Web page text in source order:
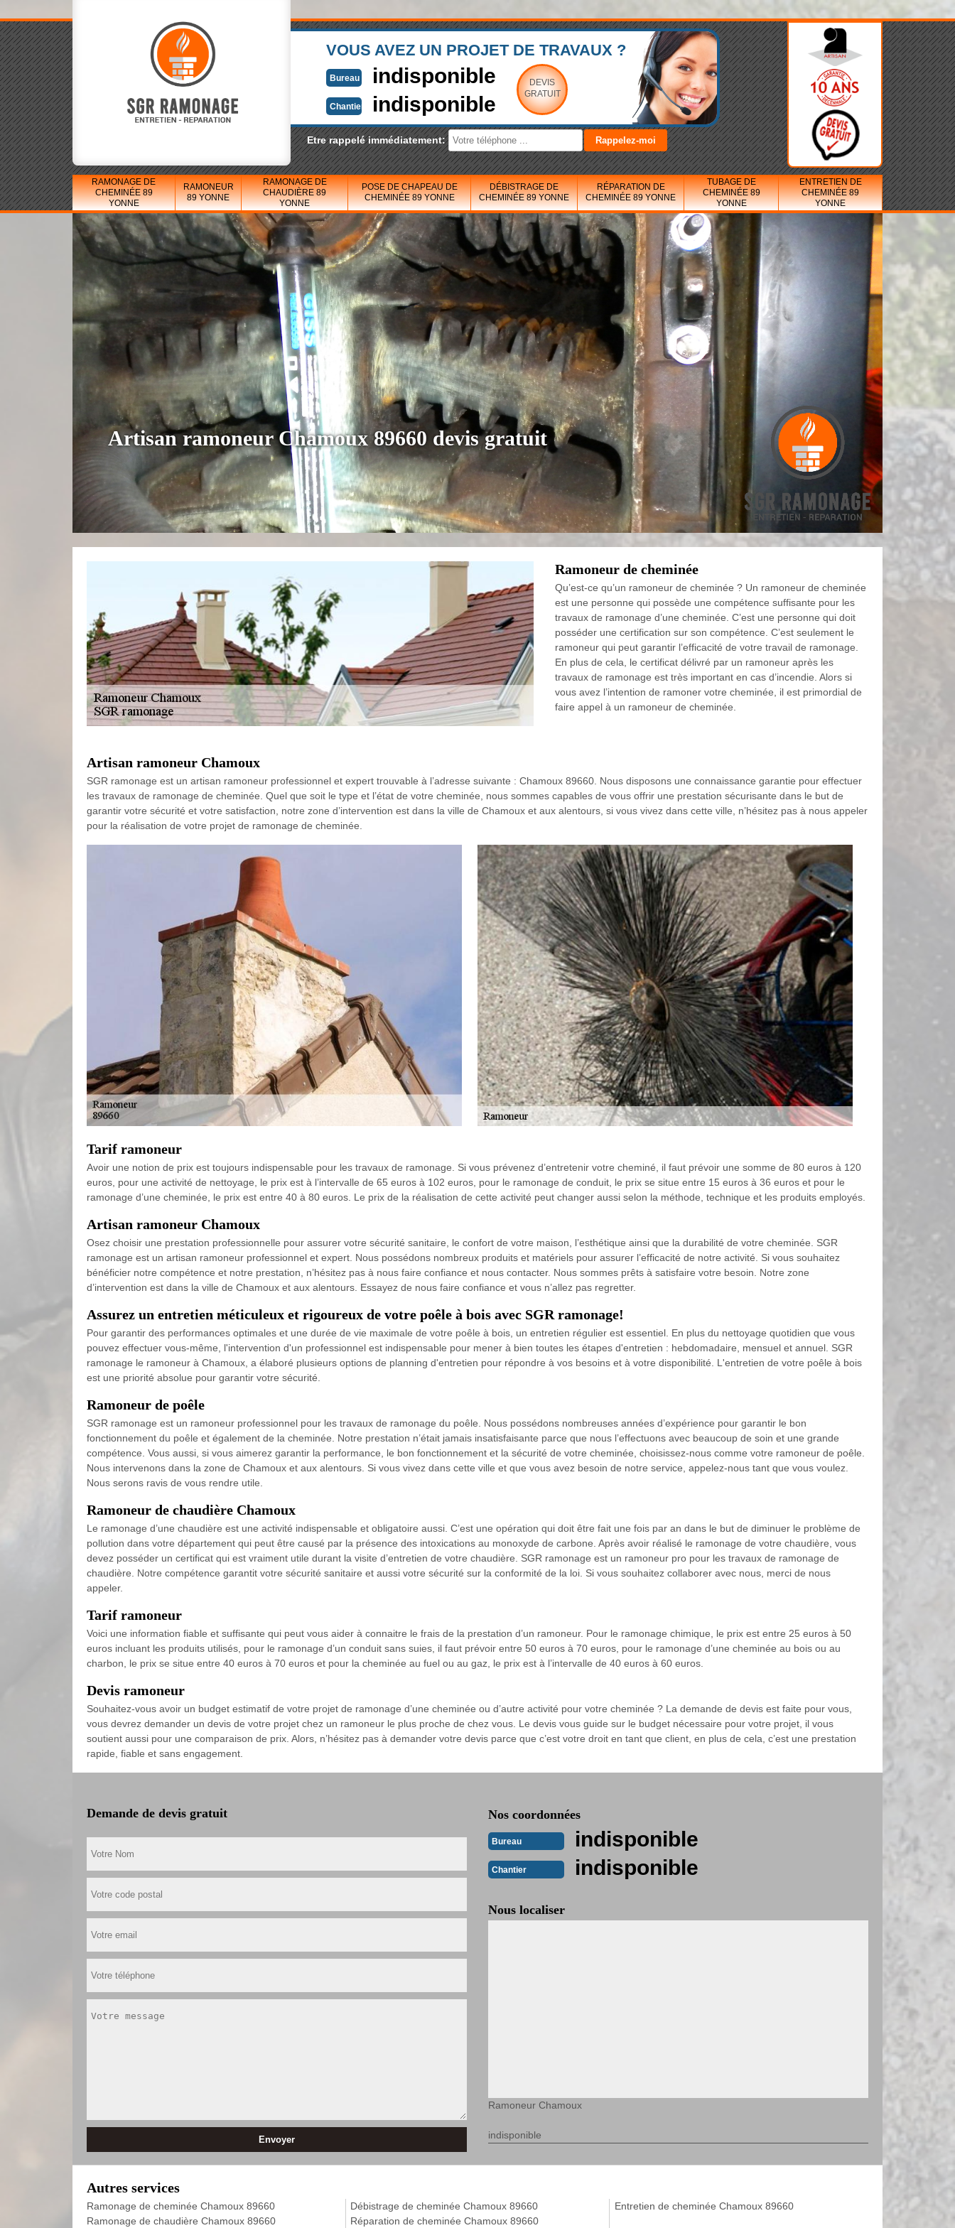
VOUS AVEZ UN PROJET DE TRAVAUX ?
Bureau indisponible
Chantier indisponible
DEVIS
GRATUIT
Etre rappelé immédiatement:
RAMONAGE DE
CHEMINÉE 89
YONNE
RAMONEUR
89 YONNE
RAMONAGE DE
CHAUDIÈRE 89
YONNE
POSE DE CHAPEAU DE
CHEMINÉE 89 YONNE
DÉBISTRAGE DE
CHEMINÉE 89 YONNE
RÉPARATION DE
CHEMINÉE 89 YONNE
TUBAGE DE
CHEMINÉE 89
YONNE
ENTRETIEN DE
CHEMINÉE 89
YONNE
Artisan ramoneur Chamoux 89660 devis gratuit
Ramoneur de cheminée
Qu’est-ce qu’un ramoneur de cheminée ? Un ramoneur de cheminée
est une personne qui possède une compétence suffisante pour les
travaux de ramonage d’une cheminée. C’est une personne qui doit
posséder une certification sur son compétence. C’est seulement le
ramoneur qui peut garantir l’efficacité de votre travail de ramonage.
En plus de cela, le certificat délivré par un ramoneur après les
travaux de ramonage est très important en cas d’incendie. Alors si
vous avez l’intention de ramoner votre cheminée, il est primordial de
faire appel à un ramoneur de cheminée.
Artisan ramoneur Chamoux
SGR ramonage est un artisan ramoneur professionnel et expert trouvable à l’adresse suivante : Chamoux 89660. Nous disposons une connaissance garantie pour effectuer
les travaux de ramonage de cheminée. Quel que soit le type et l’état de votre cheminée, nous sommes capables de vous offrir une prestation sécurisante dans le but de
garantir votre sécurité et votre satisfaction, notre zone d’intervention est dans la ville de Chamoux et aux alentours, si vous vivez dans cette ville, n’hésitez pas à nous appeler
pour la réalisation de votre projet de ramonage de cheminée.
Tarif ramoneur
Avoir une notion de prix est toujours indispensable pour les travaux de ramonage. Si vous prévenez d’entretenir votre cheminé, il faut prévoir une somme de 80 euros à 120
euros, pour une activité de nettoyage, le prix est à l’intervalle de 65 euros à 102 euros, pour le ramonage de conduit, le prix se situe entre 15 euros à 36 euros et pour le
ramonage d’une cheminée, le prix est entre 40 à 80 euros. Le prix de la réalisation de cette activité peut changer aussi selon la méthode, technique et les produits employés.
Artisan ramoneur Chamoux
Osez choisir une prestation professionnelle pour assurer votre sécurité sanitaire, le confort de votre maison, l’esthétique ainsi que la durabilité de votre cheminée. SGR
ramonage est un artisan ramoneur professionnel et expert. Nous possédons nombreux produits et matériels pour assurer l’efficacité de notre activité. Si vous souhaitez
bénéficier notre compétence et notre prestation, n’hésitez pas à nous faire confiance et nous contacter. Nous sommes prêts à satisfaire votre besoin. Notre zone
d’intervention est dans la ville de Chamoux et aux alentours. Essayez de nous faire confiance et vous n’allez pas regretter.
Assurez un entretien méticuleux et rigoureux de votre poêle à bois avec SGR ramonage!
Pour garantir des performances optimales et une durée de vie maximale de votre poêle à bois, un entretien régulier est essentiel. En plus du nettoyage quotidien que vous
pouvez effectuer vous-même, l'intervention d'un professionnel est indispensable pour mener à bien toutes les étapes d'entretien : hebdomadaire, mensuel et annuel. SGR
ramonage le ramoneur à Chamoux, a élaboré plusieurs options de planning d'entretien pour répondre à vos besoins et à votre disponibilité. L'entretien de votre poêle à bois
est une priorité absolue pour garantir votre sécurité.
Ramoneur de poêle
SGR ramonage est un ramoneur professionnel pour les travaux de ramonage du poêle. Nous possédons nombreuses années d’expérience pour garantir le bon
fonctionnement du poêle et également de la cheminée. Notre prestation n’était jamais insatisfaisante parce que nous l’effectuons avec beaucoup de soin et une grande
compétence. Vous aussi, si vous aimerez garantir la performance, le bon fonctionnement et la sécurité de votre cheminée, choisissez-nous comme votre ramoneur de poêle.
Nous intervenons dans la zone de Chamoux et aux alentours. Si vous vivez dans cette ville et que vous avez besoin de notre service, appelez-nous tant que vous voulez.
Nous serons ravis de vous rendre utile.
Ramoneur de chaudière Chamoux
Le ramonage d’une chaudière est une activité indispensable et obligatoire aussi. C’est une opération qui doit être fait une fois par an dans le but de diminuer le problème de
pollution dans votre département qui peut être causé par la présence des intoxications au monoxyde de carbone. Après avoir réalisé le ramonage de votre chaudière, vous
devez posséder un certificat qui est vraiment utile durant la visite d’entretien de votre chaudière. SGR ramonage est un ramoneur pro pour les travaux de ramonage de
chaudière. Notre compétence garantit votre sécurité sanitaire et aussi votre sécurité sur la conformité de la loi. Si vous souhaitez collaborer avec nous, merci de nous
appeler.
Tarif ramoneur
Voici une information fiable et suffisante qui peut vous aider à connaitre le frais de la prestation d’un ramoneur. Pour le ramonage chimique, le prix est entre 25 euros à 50
euros incluant les produits utilisés, pour le ramonage d’un conduit sans suies, il faut prévoir entre 50 euros à 70 euros, pour le ramonage d’une cheminée au bois ou au
charbon, le prix se situe entre 40 euros à 70 euros et pour la cheminée au fuel ou au gaz, le prix est à l’intervalle de 40 euros à 60 euros.
Devis ramoneur
Souhaitez-vous avoir un budget estimatif de votre projet de ramonage d’une cheminée ou d’autre activité pour votre cheminée ? La demande de devis est faite pour vous,
vous devrez demander un devis de votre projet chez un ramoneur le plus proche de chez vous. Le devis vous guide sur le budget nécessaire pour votre projet, il vous
soutient aussi pour une comparaison de prix. Alors, n’hésitez pas à demander votre devis parce que c’est votre droit en tant que client, en plus de cela, c’est une prestation
rapide, fiable et sans engagement.
Demande de devis gratuit Nos coordonnées
Bureau indisponible
Chantier indisponible
Nous localiser
Ramoneur Chamoux
indisponible
Autres services
Ramonage de cheminée Chamoux 89660
Ramonage de chaudière Chamoux 89660
Débistrage de cheminée Chamoux 89660
Réparation de cheminée Chamoux 89660
Entretien de cheminée Chamoux 89660